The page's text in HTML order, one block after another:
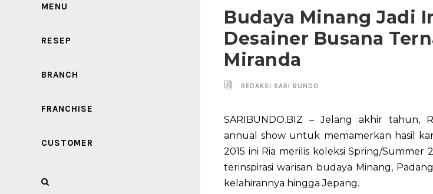
MENU
RESEP
BRANCH
FRANCHISE
CUSTOMER
Budaya Minang Jadi
Desainer Busana
Miranda
REDAKSI SARI BUNDO
SARIBUNDO.BIZ – Jelang akhir tahun,
annual show untuk memamerkan hasil
2015 ini Ria merilis koleksi Spring/Summer
terinspirasi warisan budaya Minang,
kelahirannya hingga Jepang.